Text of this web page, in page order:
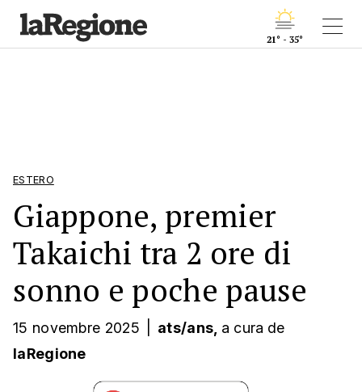
21° - 35°
ESTERO
Giappone, premier
Takaichi tra 2 ore di
sonno e poche pause
15 novembre 2025 ats/ans, a cura de
laRegione